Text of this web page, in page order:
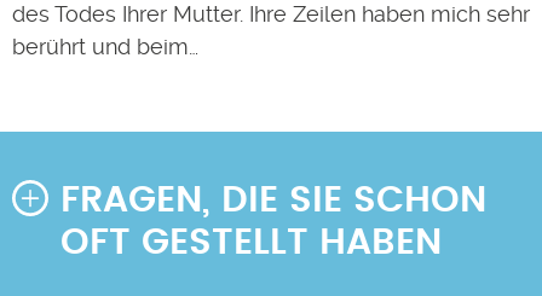
des Todes Ihrer Mutter. Ihre Zeilen haben mich sehr
berührt und beim…
FRAGEN, DIE SIE SCHON
OFT GESTELLT HABEN